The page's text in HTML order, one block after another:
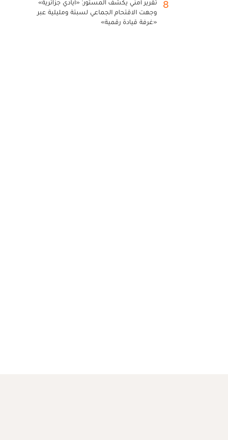
8
تقرير أمني يكشف المستور: «أيادي جزائرية»
وجهت الاقتحام الجماعي لسبتة ومليلية عبر
«غرفة قيادة رقمية»